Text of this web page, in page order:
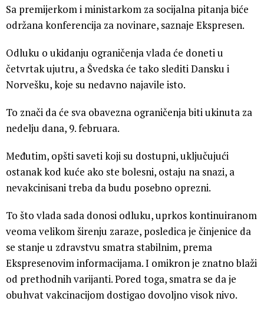
Sa premijerkom i ministarkom za socijalna pitanja biće
održana konferencija za novinare, saznaje Ekspresen.
Odluku o ukidanju ograničenja vlada će doneti u
četvrtak ujutru, a Švedska će tako slediti Dansku i
Norvešku, koje su nedavno najavile isto.
To znači da će sva obavezna ograničenja biti ukinuta za
nedelju dana, 9. februara.
Međutim, opšti saveti koji su dostupni, uključujući
ostanak kod kuće ako ste bolesni, ostaju na snazi, a
nevakcinisani treba da budu posebno oprezni.
To što vlada sada donosi odluku, uprkos kontinuiranom
veoma velikom širenju zaraze, posledica je činjenice da
se stanje u zdravstvu smatra stabilnim, prema
Ekspresenovim informacijama. I omikron je znatno blaži
od prethodnih varijanti. Pored toga, smatra se da je
obuhvat vakcinacijom dostigao dovoljno visok nivo.